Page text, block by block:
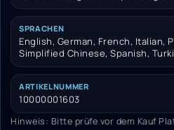
SPRACHEN
English, German, French, Italian,
Simplified Chinese, Spanish,
ARTIKELNUMMER
10000001603
Hinweis: Bitte prüfe vor dem Kauf